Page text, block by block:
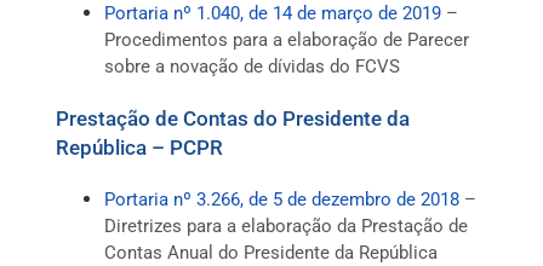
Portaria nº 1.040, de 14 de março de 2019 –
Procedimentos para a elaboração de Parecer
sobre a novação de dívidas do FCVS
Prestação de Contas do Presidente da
República – PCPR
Portaria nº 3.266, de 5 de dezembro de 2018 –
Diretrizes para a elaboração da Prestação de
Contas Anual do Presidente da República